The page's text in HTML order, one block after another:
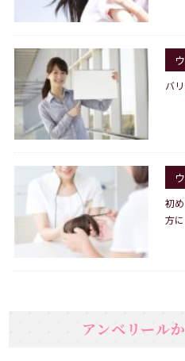
バ
初
方に
アンベリール